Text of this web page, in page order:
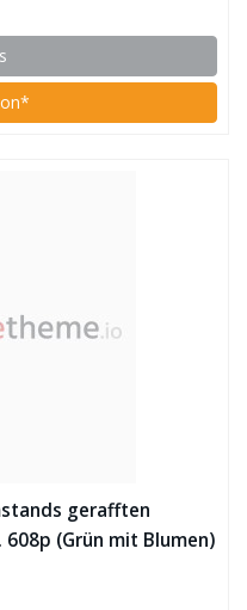
gerafften
(Grün mit Blumen)